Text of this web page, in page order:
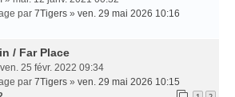
par 7Tigers » ven. 29 mai 2026 10:16
/ Far Place
25 févr. 2022 09:34
par 7Tigers » ven. 29 mai 2026 10:15